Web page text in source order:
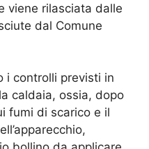
viene rilasciata dalle
dal Comune
i controlli previsti in
caldaia, ossia, dopo
fumi di scarico e il